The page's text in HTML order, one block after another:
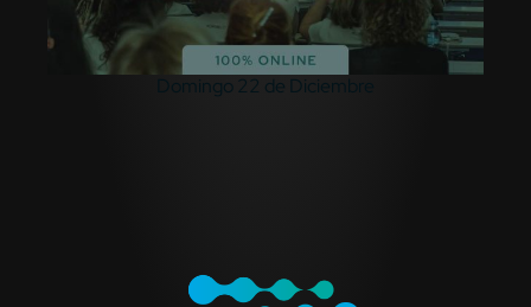
Domingo 22 de Diciembre